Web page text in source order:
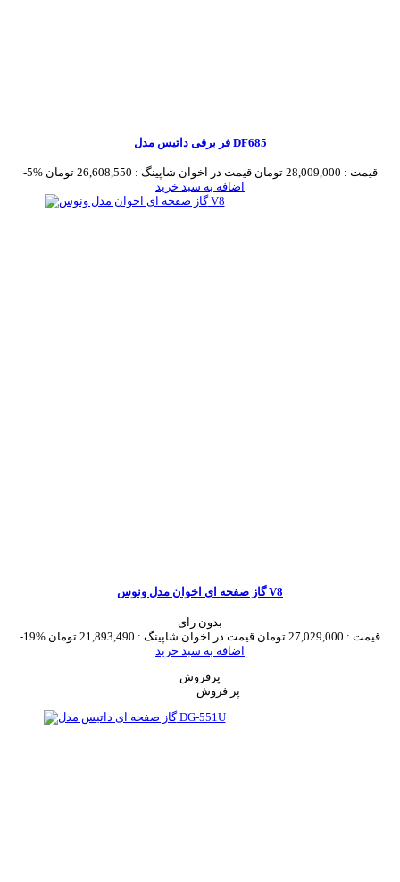
فر برقی داتیس مدل DF685
-5% قیمت : 28,009,000 تومان قیمت در اخوان شاپینگ : 26,608,550 تومان
اضافه به سبد خرید
گاز صفحه ای اخوان مدل ونوس V8
بدون رای
-19%
قیمت : 27,029,000 تومان قیمت در اخوان شاپینگ : 21,893,490 تومان
اضافه به سبد خرید
پرفروش